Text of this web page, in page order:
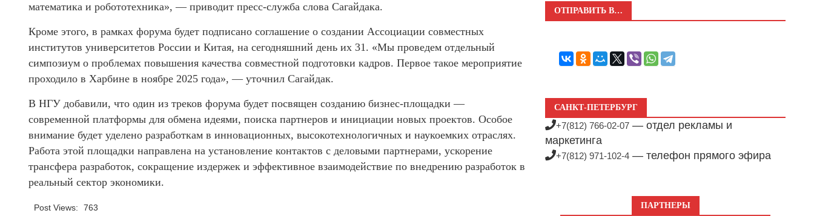
математика и робототехника», — приводит пресс-служба слова Сагайдака.
Кроме этого, в рамках форума будет подписано соглашение о создании Ассоциации совместных
институтов университетов России и Китая, на сегодняшний день их 31. «Мы проведем отдельный
симпозиум о проблемах повышения качества совместной подготовки кадров. Первое такое мероприятие
проходило в Харбине в ноябре 2025 года», — уточнил Сагайдак.
В НГУ добавили, что один из треков форума будет посвящен созданию бизнес-площадки —
современной платформы для обмена идеями, поиска партнеров и инициации новых проектов. Особое
внимание будет уделено разработкам в инновационных, высокотехнологичных и наукоемких отраслях.
Работа этой площадки направлена на установление контактов с деловыми партнерами, ускорение
трансфера разработок, сокращение издержек и эффективное взаимодействие по внедрению разработок в
реальный сектор экономики.
Post Views: 763
ОТПРАВИТЬ В…
САНКТ-ПЕТЕРБУРГ
+7(812) 766-02-07 — отдел рекламы и
маркетинга
+7(812) 971-102-4 — телефон прямого эфира
ПАРТНЕРЫ